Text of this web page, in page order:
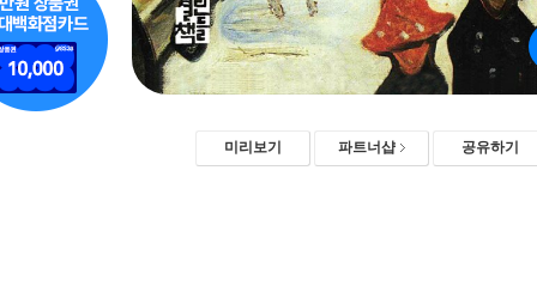
미리보기 파트너샵 공유하기